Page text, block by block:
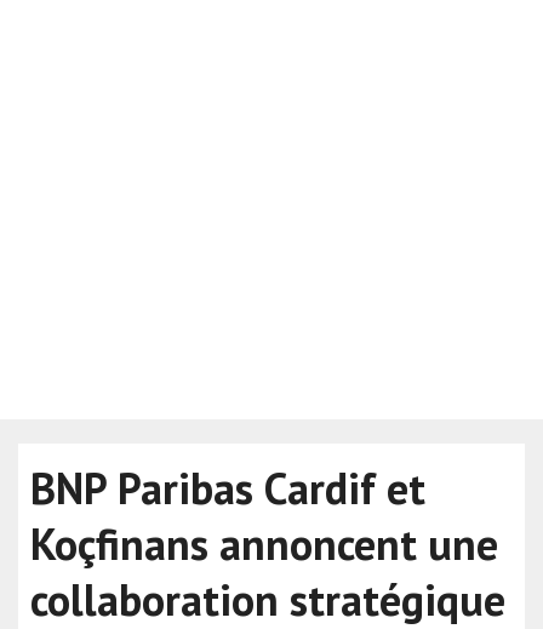
BNP Paribas Cardif et
Koçfinans annoncent une
collaboration stratégique